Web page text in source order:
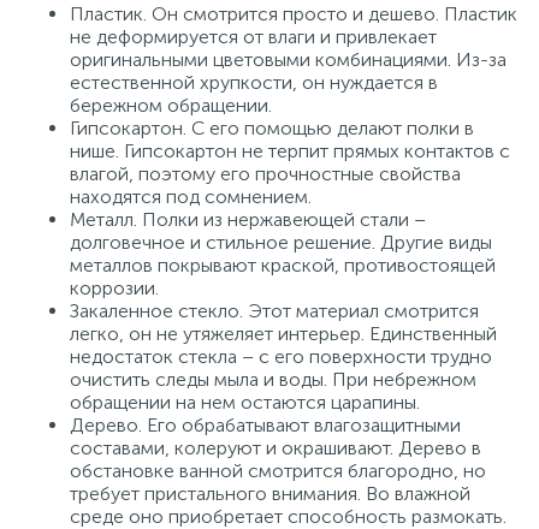
Пластик. Он смотрится просто и дешево. Пластик
не деформируется от влаги и привлекает
оригинальными цветовыми комбинациями. Из-за
естественной хрупкости, он нуждается в
бережном обращении.
Гипсокартон. С его помощью делают полки в
нише. Гипсокартон не терпит прямых контактов с
влагой, поэтому его прочностные свойства
находятся под сомнением.
Металл. Полки из нержавеющей стали –
долговечное и стильное решение. Другие виды
металлов покрывают краской, противостоящей
коррозии.
Закаленное стекло. Этот материал смотрится
легко, он не утяжеляет интерьер. Единственный
недостаток стекла – с его поверхности трудно
очистить следы мыла и воды. При небрежном
обращении на нем остаются царапины.
Дерево. Его обрабатывают влагозащитными
составами, колеруют и окрашивают. Дерево в
обстановке ванной смотрится благородно, но
требует пристального внимания. Во влажной
среде оно приобретает способность размокать.